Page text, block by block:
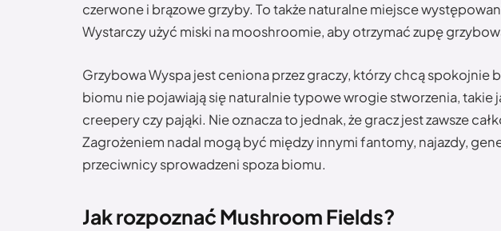
czerwone i brązowe grzyby. To także naturalne miejsce
Wystarczy użyć miski na mooshroomie, aby otrzymać zupę
Grzybowa Wyspa jest ceniona przez graczy, którzy chcą spokojnie
biomu nie pojawiają się naturalnie typowe wrogie stworzenia, takie
creepery czy pająki. Nie oznacza to jednak, że gracz jest zawsze
Zagrożeniem nadal mogą być między innymi fantomy, najazdy,
przeciwnicy sprowadzeni spoza biomu.
Jak rozpoznać Mushroom Fields?